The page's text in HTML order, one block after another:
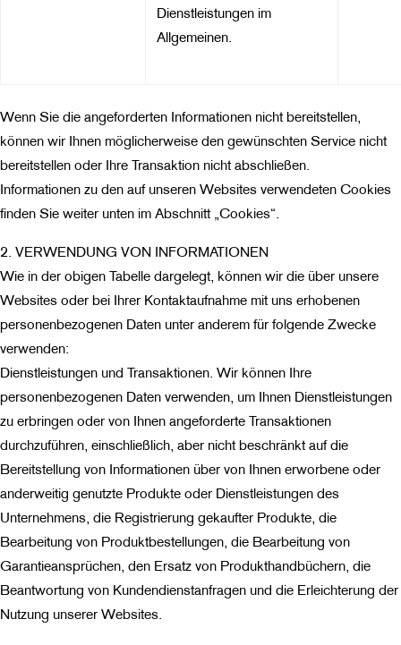
Dienstleistungen im
Allgemeinen.
Wenn Sie die angeforderten Informationen nicht bereitstellen,
können wir Ihnen möglicherweise den gewünschten Service nicht
bereitstellen oder Ihre Transaktion nicht abschließen.
Informationen zu den auf unseren Websites verwendeten Cookies
finden Sie weiter unten im Abschnitt „Cookies“.
2. VERWENDUNG VON INFORMATIONEN
Wie in der obigen Tabelle dargelegt, können wir die über unsere
Websites oder bei Ihrer Kontaktaufnahme mit uns erhobenen
personenbezogenen Daten unter anderem für folgende Zwecke
verwenden:
Dienstleistungen und Transaktionen. Wir können Ihre
personenbezogenen Daten verwenden, um Ihnen Dienstleistungen
zu erbringen oder von Ihnen angeforderte Transaktionen
durchzuführen, einschließlich, aber nicht beschränkt auf die
Bereitstellung von Informationen über von Ihnen erworbene oder
anderweitig genutzte Produkte oder Dienstleistungen des
Unternehmens, die Registrierung gekaufter Produkte, die
Bearbeitung von Produktbestellungen, die Bearbeitung von
Garantieansprüchen, den Ersatz von Produkthandbüchern, die
Beantwortung von Kundendienstanfragen und die Erleichterung der
Nutzung unserer Websites.